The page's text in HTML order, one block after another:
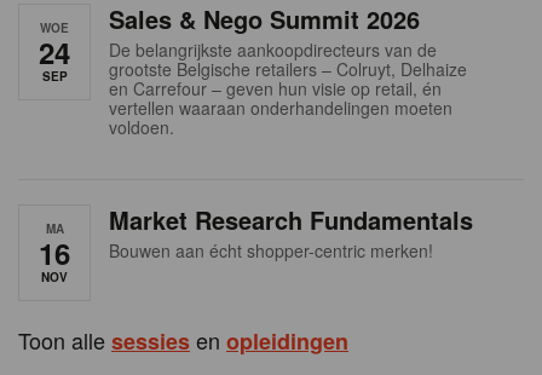
WOE
24
SEP
Sales & Nego Summit 2026
De belangrijkste aankoopdirecteurs van de
grootste Belgische retailers – Colruyt, Delhaize
en Carrefour – geven hun visie op retail, én
vertellen waaraan onderhandelingen moeten
voldoen.
MA
16
NOV
Market Research Fundamentals
Bouwen aan écht shopper-centric merken!
Toon allesessiesen opleidingen